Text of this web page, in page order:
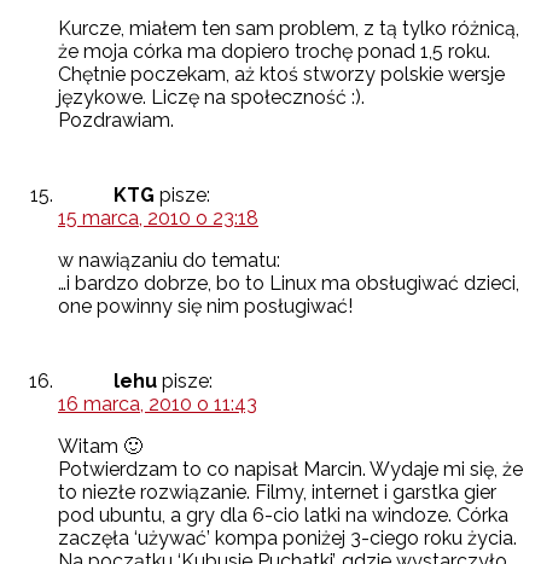
Kurcze, miałem ten sam problem, z tą tylko różnicą,
że moja córka ma dopiero trochę ponad 1,5 roku.
Chętnie poczekam, aż ktoś stworzy polskie wersje
językowe. Liczę na społeczność :).
Pozdrawiam.
KTG pisze:
15 marca, 2010 o 23:18
w nawiązaniu do tematu:
…i bardzo dobrze, bo to Linux ma obsługiwać dzieci,
one powinny się nim posługiwać!
lehu pisze:
16 marca, 2010 o 11:43
Witam 🙂
Potwierdzam to co napisał Marcin. Wydaje mi się, że
to niezłe rozwiązanie. Filmy, internet i garstka gier
pod ubuntu, a gry dla 6-cio latki na windoze. Córka
zaczęła ‘używać’ kompa poniżej 3-ciego roku życia.